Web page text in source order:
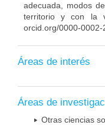
adecuada, modos
territorio y con la
orcid.org/0000-
Áreas de interés
Áreas de
Otras ciencias